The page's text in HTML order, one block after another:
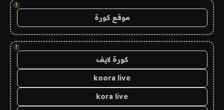
!
موقع كورة
!
كورة لايف
koora live
kora live